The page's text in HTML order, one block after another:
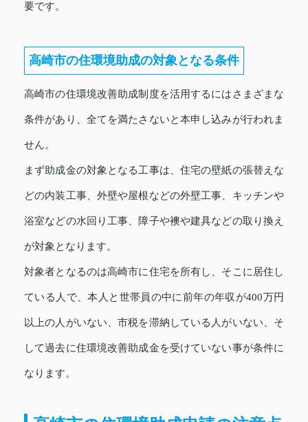
要です。
高崎市の住環境助成の対象となる条件
高崎市の住環境改善助成制度を活用するにはさまざまな
条件があり、全てを満たさないと本申し込みが行われま
せん。
まず助成金の対象となる工事は、住宅の壁紙の張替えな
どの内装工事、外壁や屋根などの外壁工事、キッチンや
浴室などの水回り工事、障子や襖や建具などの取り換え
が対象となります。
対象者となるのは高崎市に住宅を所有し、そこに居住し
ている人で、本人と世帯員の中に前年の年収が400万円
以上の人がいない、市税を滞納している人がいない、そ
して過去に住環境改善助成金を受けていない事が条件に
なります。